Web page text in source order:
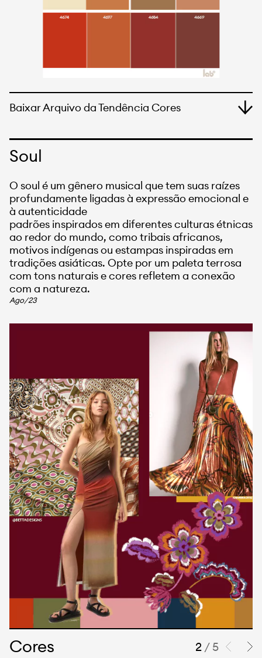
Baixar Arquivo da Tendência Cores
Soul
O soul é um gênero musical que tem suas raízes
profundamente ligadas à expressão emocional e
à autenticidade
padrões inspirados em diferentes culturas étnicas
ao redor do mundo, como tribais africanos,
motivos indígenas ou estampas inspiradas em
tradições asiáticas. Opte por um paleta terrosa
com tons naturais e cores refletem a conexão
com a natureza.
Ago/23
Cores 2 / 5